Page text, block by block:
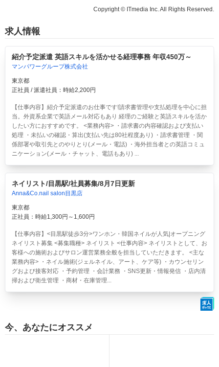
Copyright © ITmedia Inc. All Rights Reserved.
求人情報
紹介予定派遣 英語スキルを活かせる経理事務 年収450万～
マンパワーグループ株式会社
東京都
正社員 / 派遣社員：時給2,200円
【仕事内容】紹介予定派遣のお仕事です!請求書管理や支払処理を中心に担
当。外資系企業で英語メール対応もあり 経理のご経験と英語スキルを活か
したい方におすすめです。 <業務内容> ・請求書の内容確認および支払い
処理 ・未払いの確認・算出(支払い先は80社程度あり) ・請求書管理 ・関
係部署や取引先とのやりとり(メール・電話) ・海外担当者との英語コミュ
ニケーション(メール・チャット、電話もあり) ...
ネイリスト/目黒駅/社員募集/8月7日更新
Anna&Co.nail salon目黒店
東京都
正社員：時給1,300円～1,600円
【仕事内容】<目黒駅徒歩3分>ワンホン・韓国ネイルが人気|オープニング
ネイリスト募集 <募集職種> ネイリスト <仕事内容> ネイリストとして、お
客様への施術およびサロン運営業務全般を担当していただきます。 <主な
業務内容> ・ネイル施術(ジェルネイル、アート、ケア等) ・カウンセリン
グおよび接客対応 ・予約管理 ・会計業務 ・SNS更新・情報発信 ・店内清
掃および衛生管理 ・商材・在庫管理...
今、あなたにオススメ